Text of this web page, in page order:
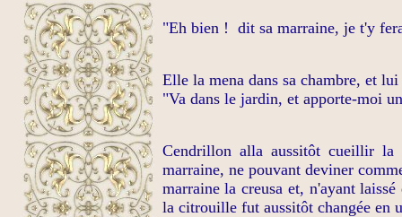
"Eh bien ! dit sa marraine, je t'y
Elle la mena dans sa chambre, et
"Va dans le jardin, et apporte-moi
Cendrillon alla aussitôt cueillir
marraine, ne pouvant deviner
marraine la creusa et, n'ayant
la citrouille fut aussitôt changée en